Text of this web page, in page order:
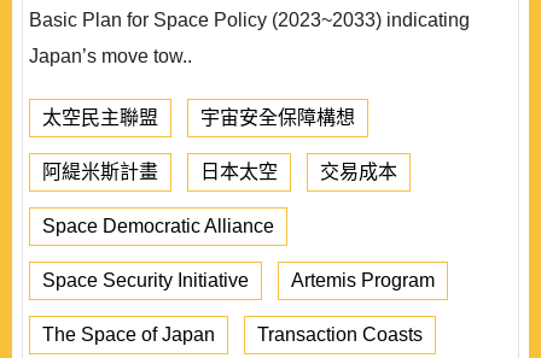
Basic Plan for Space Policy (2023~2033) indicating
Japan’s move tow..
太空民主聯盟 宇宙安全保障構想
阿緹米斯計畫 日本太空 交易成本
Space Democratic Alliance
Space Security Initiative Artemis Program
The Space of Japan Transaction Coasts